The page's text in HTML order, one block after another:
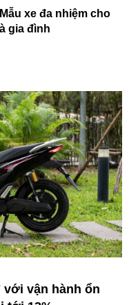
xe đa nhiệm cho
gia đình
với vận hành ổn